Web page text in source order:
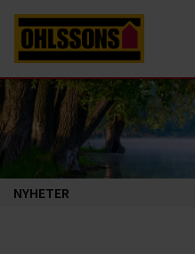
NYHETER